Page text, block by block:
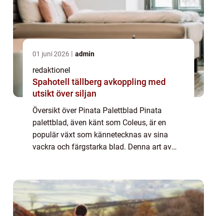
01 juni 2026 admin
redaktionel
Spahotell tällberg avkoppling med
utsikt över siljan
Översikt över Pinata Palettblad Pinata
palettblad, även känt som Coleus, är en
populär växt som kännetecknas av sina
vackra och färgstarka blad. Denna art av
liv ...